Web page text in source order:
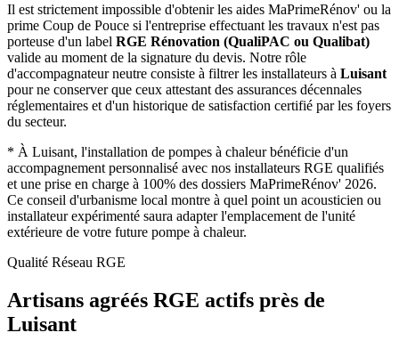
Il est strictement impossible d'obtenir les aides MaPrimeRénov' ou la
prime Coup de Pouce si l'entreprise effectuant les travaux n'est pas
porteuse d'un label RGE Rénovation (QualiPAC ou Qualibat)
valide au moment de la signature du devis. Notre rôle
d'accompagnateur neutre consiste à filtrer les installateurs à Luisant
pour ne conserver que ceux attestant des assurances décennales
réglementaires et d'un historique de satisfaction certifié par les foyers
du secteur.
* À Luisant, l'installation de pompes à chaleur bénéficie d'un
accompagnement personnalisé avec nos installateurs RGE qualifiés
et une prise en charge à 100% des dossiers MaPrimeRénov' 2026.
Ce conseil d'urbanisme local montre à quel point un acousticien ou
installateur expérimenté saura adapter l'emplacement de l'unité
extérieure de votre future pompe à chaleur.
Qualité Réseau RGE
Artisans agréés RGE actifs près de
Luisant